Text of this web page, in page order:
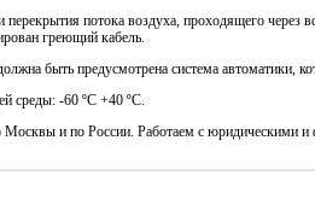
перекрытия потока воздуха, проходящего
греющий кабель.
быть предусмотрена система автоматики,
среды: -60 ºС +40 ºС.
и по России. Работаем с юридическими и